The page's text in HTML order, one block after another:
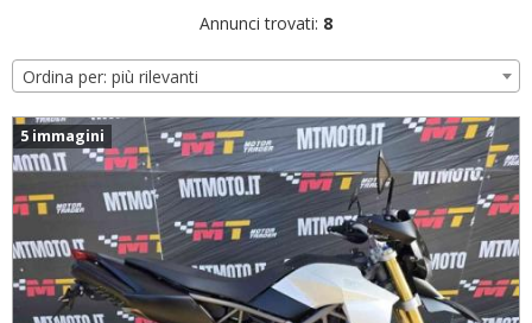
Annunci trovati: 8
Ordina per: più rilevanti
5 immagini